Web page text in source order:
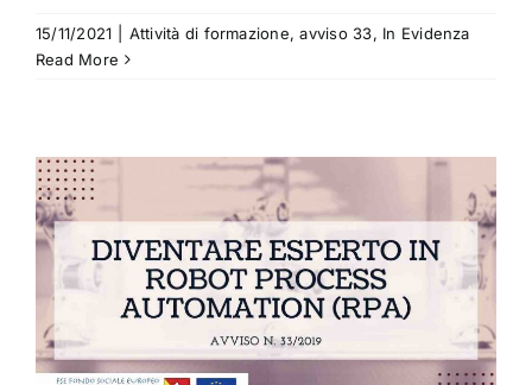
15/11/2021 Attività di formazione,avviso 33, In Evidenza
Read More